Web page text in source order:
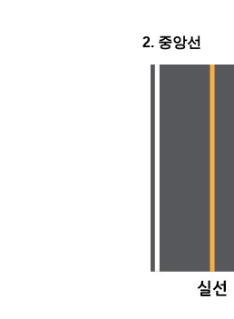
2. 중앙선